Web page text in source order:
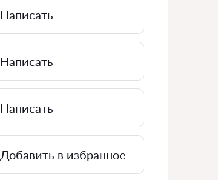
Написать
Написать
Написать
Добавить в избранное